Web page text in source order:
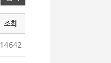
조회
14642